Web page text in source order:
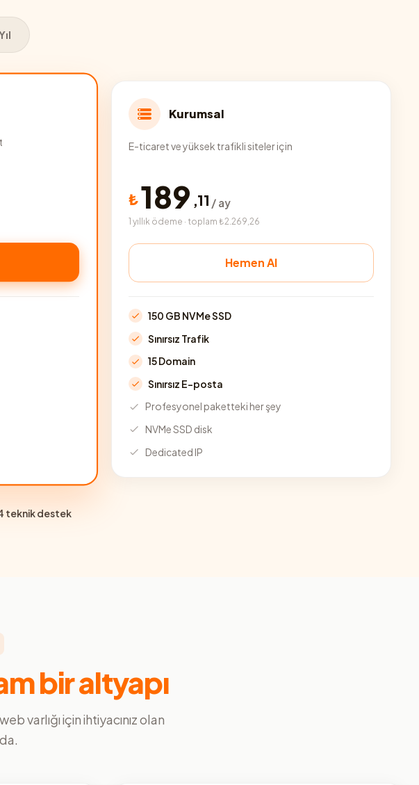
Kurumsal
E-ticaret ve yüksek trafikli siteler için
₺189 ,11 / ay
1 yıllık ödeme · toplam ₺2.269,26
Hemen Al
150 GB NVMe SSD
Sınırsız Trafik
15 Domain
Sınırsız E-posta
Profesyonel paketteki her şey
NVMe SSD disk
Dedicated IP
teknik destek
bir altyapı
varlığı için ihtiyacınız olan